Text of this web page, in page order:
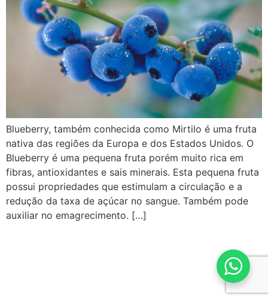
Blueberry, também conhecida como Mirtilo é uma fruta
nativa das regiões da Europa e dos Estados Unidos. O
Blueberry é uma pequena fruta porém muito rica em
fibras, antioxidantes e sais minerais. Esta pequena fruta
possui propriedades que estimulam a circulação e a
redução da taxa de açúcar no sangue. Também pode
auxiliar no emagrecimento. […]